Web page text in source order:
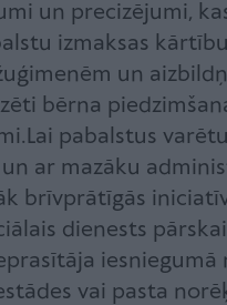
un precizējumi,
izmaksas
un
bērna
pabalstus
ar mazāku
brīvprātīgās
dienests
iesniegumā
vai pasta